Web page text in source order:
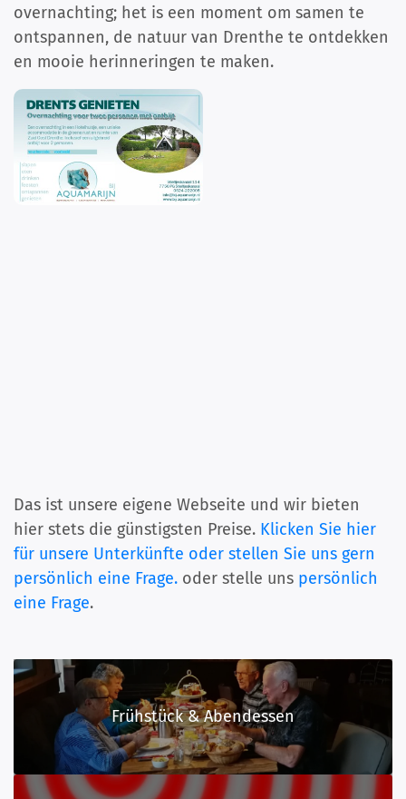
overnachting; het is een moment om samen te
ontspannen, de natuur van Drenthe te ontdekken
en mooie herinneringen te maken.
Das ist unsere eigene Webseite und wir bieten
hier stets die günstigsten Preise. Klicken Sie hier
für unsere Unterkünfte oder stellen Sie uns gern
persönlich eine Frage. oder stelle uns persönlich
eine Frage.
Frühstück & Abendessen